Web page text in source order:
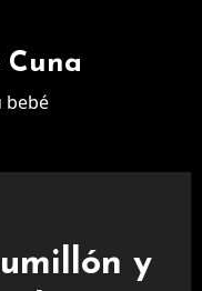
Cuna
bebé
y